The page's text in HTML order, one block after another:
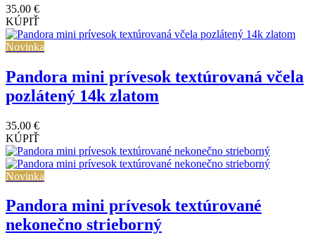
35.00 €
KÚPIŤ
Novinka
Pandora mini prívesok textúrovaná včela
pozlátený 14k zlatom
35.00 €
KÚPIŤ
Novinka
Pandora mini prívesok textúrované
nekonečno strieborný